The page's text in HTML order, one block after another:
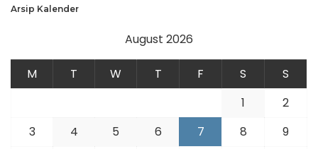
Arsip Kalender
August 2026
M T W T F S
S
1
2
3
4 5 6 7 8
9